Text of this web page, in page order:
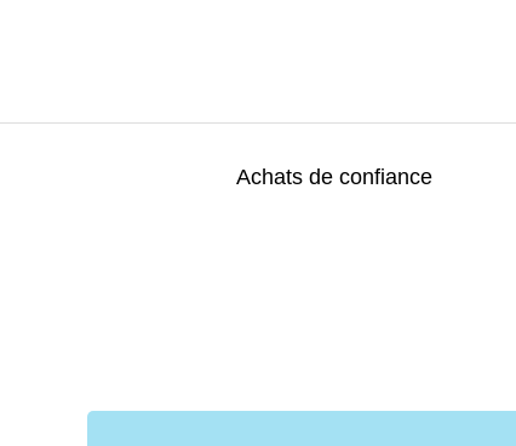
Achats de confiance